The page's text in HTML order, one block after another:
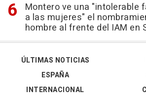
Montero ve una "intolerable
a las mujeres" el
hombre al frente del IAM en
ÚLTIMAS NOTICIAS
ESPAÑA
INTERNACIONAL